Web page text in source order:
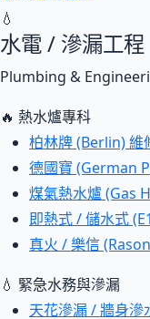
💧
水電 / 滲漏工程
Plumbing &
🔥 熱水爐專科
柏林牌 (Berlin) 維
德國寶 (German
煤氣熱水爐 (Gas
即熱式 / 儲水式
真火 / 樂信
💧 緊急水務與滲漏
天花滲漏 / 牆身滲